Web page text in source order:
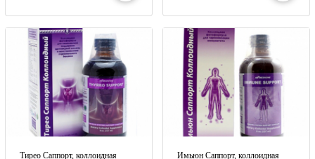
Тирео Саппорт, коллоидная
Имьюн Саппорт, коллоидная